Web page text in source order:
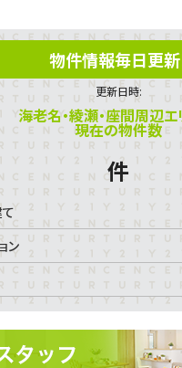
物件情報毎日更新
更新日時:
海老名・綾瀬・座間周辺
現在の物件数
件
ン